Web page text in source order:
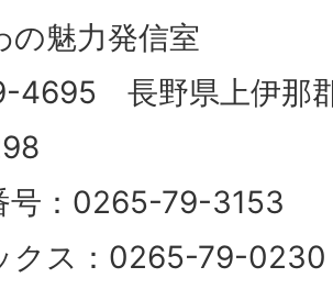
の魅力発信室
4695 長野県上伊那
号：0265-79-3153
クス：0265-79-0230